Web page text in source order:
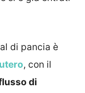
di pancia è
, con il
di